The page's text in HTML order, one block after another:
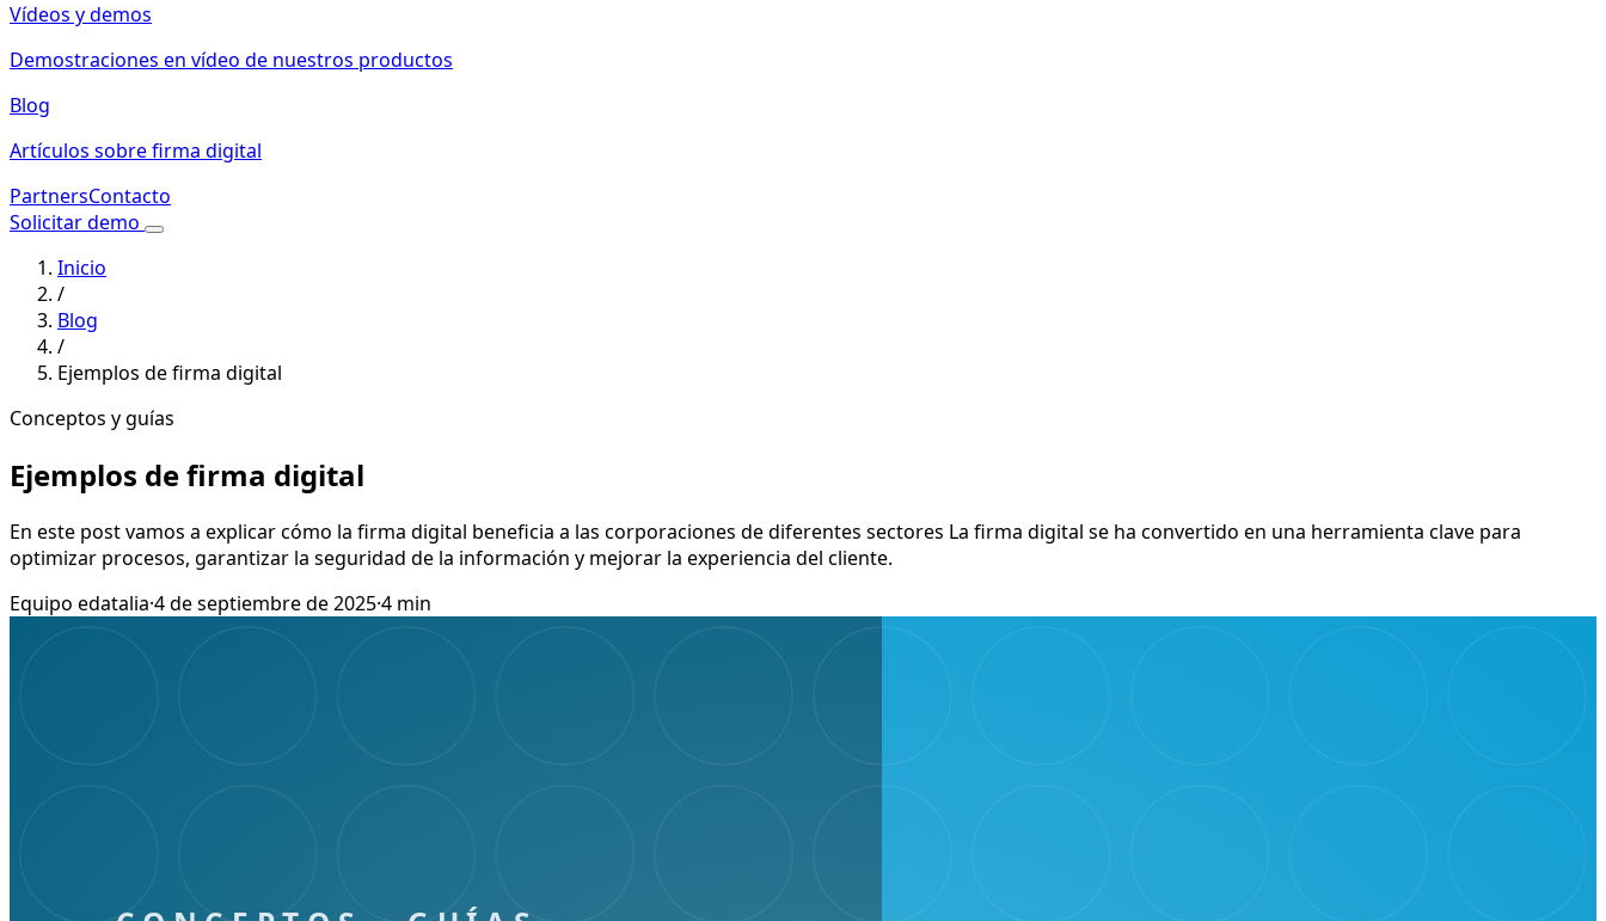
Vídeos y demos
Demostraciones en vídeo de nuestros productos
Blog
Artículos sobre firma digital
PartnersContacto
Solicitar demo
Inicio
/
Blog
/
Ejemplos de firma digital
Conceptos y guías
Ejemplos de firma digital
En este post vamos a explicar cómo la firma digital beneficia a las corporaciones de diferentes sectores La firma digital se ha convertido en una herramienta clave para
optimizar procesos, garantizar la seguridad de la información y mejorar la experiencia del cliente.
Equipo edatalia·4 de septiembre de 2025·4 min